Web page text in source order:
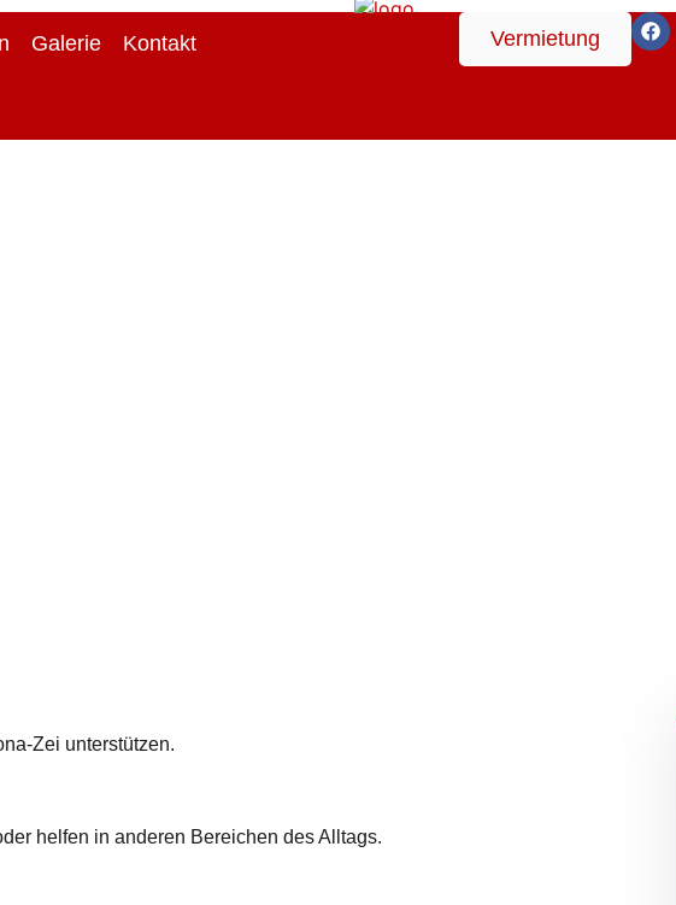
Galerie Kontakt Vermietung
Zei unterstützen.
helfen in anderen Bereichen des Alltags.